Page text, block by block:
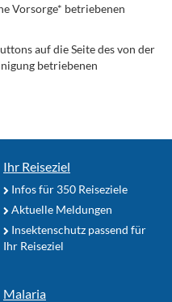
Vorsorge* betriebenen
auf die Seite des von der
betriebenen
Ihr Reiseziel
Infos für 350 Reiseziele
Aktuelle Meldungen
Insektenschutz passend für
Ihr Reiseziel
Malaria